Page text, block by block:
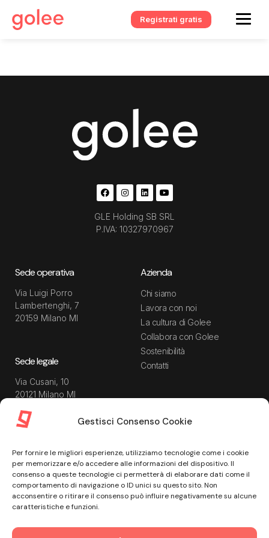
Gestisci Consenso Cookie
Per fornire le migliori esperienze, utilizziamo tecnologie come i cookie
per memorizzare e/o accedere alle informazioni del dispositivo. Il
consenso a queste tecnologie ci permetterà di elaborare dati come il
comportamento di navigazione o ID unici su questo sito. Non
acconsentire o ritirare il consenso può influire negativamente su alcune
caratteristiche e funzioni.
Registrati gratis
GLE Holding SB SRL
P.IVA: 10327970967
Sede operativa
Via Luigi Porro
Lambertenghi, 7
20159 Milano MI
Sede legale
Via Cusani, 10
20121 Milano MI
Azienda
Chi siamo
Lavora con noi
La cultura di Golee
Collabora con Golee
Sostenibilità
Contatti
Guide
Modulistica
Webinar
Centro assistenza
Privacy Policy
Data Processing Agreement
Termini e condizioni di
servizio
Informativa Privacy Recruiting